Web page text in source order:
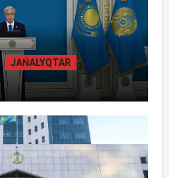
JAŃALYQTAR
ІРІ АВТОЖОЛ
РЕСМИ